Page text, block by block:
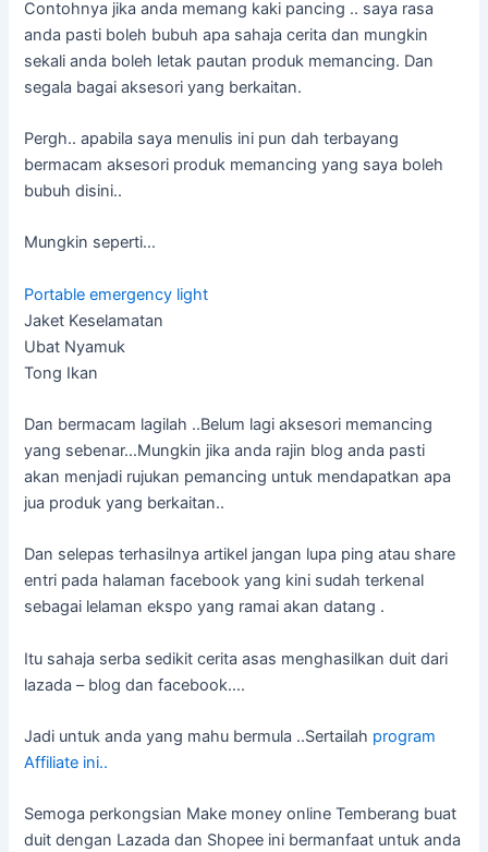
Contohnya jika anda memang kaki pancing .. saya rasa
anda pasti boleh bubuh apa sahaja cerita dan mungkin
sekali anda boleh letak pautan produk memancing. Dan
segala bagai aksesori yang berkaitan.
Pergh.. apabila saya menulis ini pun dah terbayang
bermacam aksesori produk memancing yang saya boleh
bubuh disini..
Mungkin seperti…
Portable emergency light
Jaket Keselamatan
Ubat Nyamuk
Tong Ikan
Dan bermacam lagilah ..Belum lagi aksesori memancing
yang sebenar…Mungkin jika anda rajin blog anda pasti
akan menjadi rujukan pemancing untuk mendapatkan apa
jua produk yang berkaitan..
Dan selepas terhasilnya artikel jangan lupa ping atau share
entri pada halaman facebook yang kini sudah terkenal
sebagai lelaman ekspo yang ramai akan datang .
Itu sahaja serba sedikit cerita asas menghasilkan duit dari
lazada – blog dan facebook….
Jadi untuk anda yang mahu bermula ..Sertailah program
Affiliate ini..
Semoga perkongsian Make money online Temberang buat
duit dengan Lazada dan Shopee ini bermanfaat untuk anda